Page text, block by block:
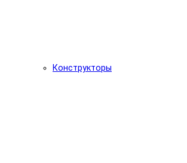
Конструкторы